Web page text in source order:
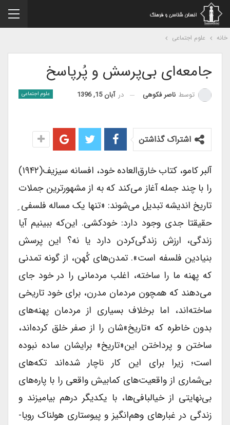
علوم اجتماعی
جامعه‌ای بی‌پرسش و پُرپاسخ
علوم اجتماعی توسطناصر فکوهی درآبان 15, 1396
اشتراک گذاشتن
آلبر کامو، کتاب خارق‌العاده خود، افسانه سیزیف(۱۹۴۲)
را با چند جمله آغاز می‌کند که به از مشهورترین جملات
تاریخ اندیشه تبدیل می‌شوند: «تنها یک مساله فلسفی ِ
حقیقتا جدی وجود دارد: خودکشی. این‌که ببینیم آیا
زندگی، ارزش زندگی‌کردن دارد یا نه؟ این پرسش
بنیادین فلسفه است». ‌تمدن‌های کُهن، از گونه تمدنی
که پهنه ما را ساخته، اغلب مردمانی را در خود جای
می‌دهند که همچون مردمان مدرن، برای خود تاریخی
ساخته‌اند، اما برخلاف بسیاری از مردمان پهنه‌های
بدون خاطره که «تاریخ»شان را از صفر خلق کرده‌اند،
ساختن و پرداختن این«تاریخ» برایشان ساده نبوده
است؛ زیرا برای این کار ناچار شده‌اند تکه‌های
بی‌شماری از واقعیت‌های کمابیش واقعی را با پاره‌های
بی‌نهایتی از خیالبافی‌ها، با یکدیگر در‌هم بیامیزند و
زندگی در غبارهای وهم‌انگیز و پیوستاری هولناک رویا-